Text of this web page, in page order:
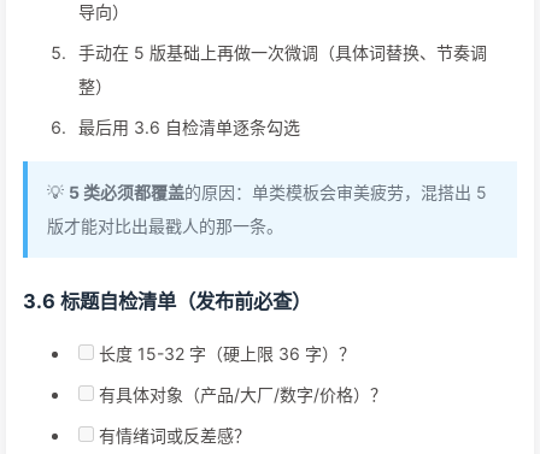
导向）
手动在 5 版基础上再做一次微调（具体词替换、节奏调
整）
最后用 3.6 自检清单逐条勾选
💡 5 类必须都覆盖的原因：单类模板会审美疲劳，混搭出 5
版才能对比出最戳人的那一条。
3.6 标题自检清单（发布前必查）
长度 15-32 字（硬上限 36 字）？
有具体对象（产品/大厂/数字/价格）？
有情绪词或反差感？